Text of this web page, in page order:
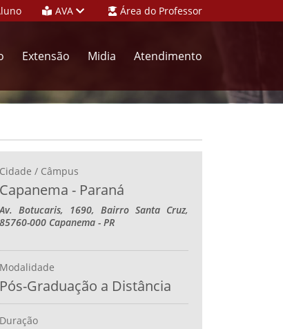
AVA Área do Professor
Extensão Midia Atendimento
Cidade / Câmpus
Capanema - Paraná
Av. Botucaris, 1690, Bairro Santa Cruz,
85760-000 Capanema - PR
Modalidade
Pós-Graduação a Distância
Duração